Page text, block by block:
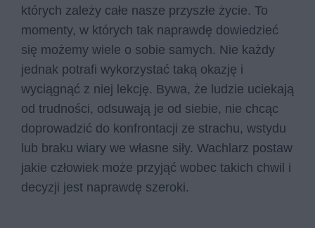
których zależy całe nasze przyszłe życie. To
momenty, w których tak naprawdę dowiedzieć
się możemy wiele o sobie samych. Nie każdy
jednak potrafi wykorzystać taką okazję i
wyciągnąć z niej lekcję. Bywa, że ludzie uciekają
od trudności, odsuwają je od siebie, nie chcąc
doprowadzić do konfrontacji ze strachu, wstydu
lub braku wiary we własne siły. Wachlarz postaw
jakie człowiek może przyjąć wobec takich chwil i
decyzji jest naprawdę szeroki.